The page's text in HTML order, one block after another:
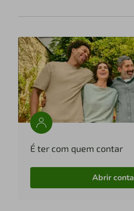
É ter com quem contar
Abrir conta